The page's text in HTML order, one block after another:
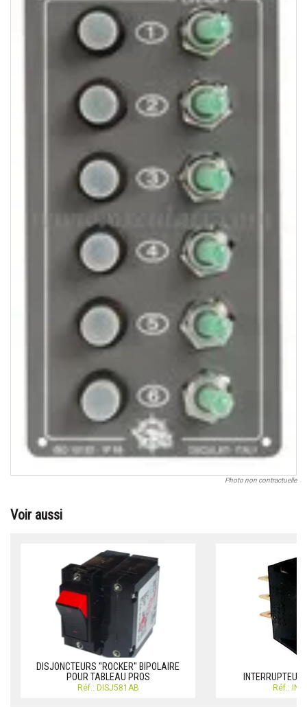
Photo non contractuelle
Voir aussi
DISJONCTEURS ''ROCKER'' BIPOLAIRE
POUR TABLEAU PROS
Réf.: DISJ581AB Réf.: